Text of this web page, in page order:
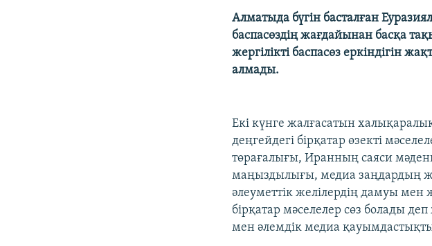
Алматыда бүгін басталған
баспасөздің жағдайынан басқа
жергілікті баспасөз еркіндігін
алмады.
Екі күнге жалғасатын
деңгейдегі бірқатар өзекті
төрағалығы, Иранның саяси
маңыздылығы, медиа заңдардың
әлеуметтік желілердің дамуы
бірқатар мәселелер сөз болады
мен әлемдік медиа